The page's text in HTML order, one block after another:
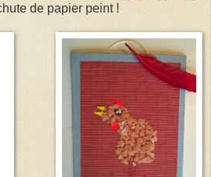
de papier peint !